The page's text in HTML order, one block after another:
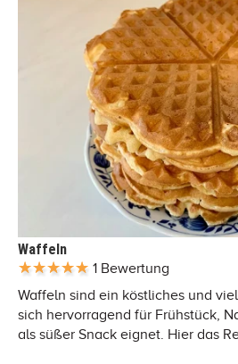
Waffeln
1 Bewertung
Waffeln sind ein köstliches und
sich hervorragend für Frühstück,
als süßer Snack eignet. Hier das